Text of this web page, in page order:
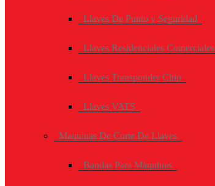
Llaves De Punto y Seguridad
Llaves Residenciales Comerciales
Llaves Transponder Chip
Llaves VATS
Maquinas De Corte De Llaves
Bandas Para Máquinas